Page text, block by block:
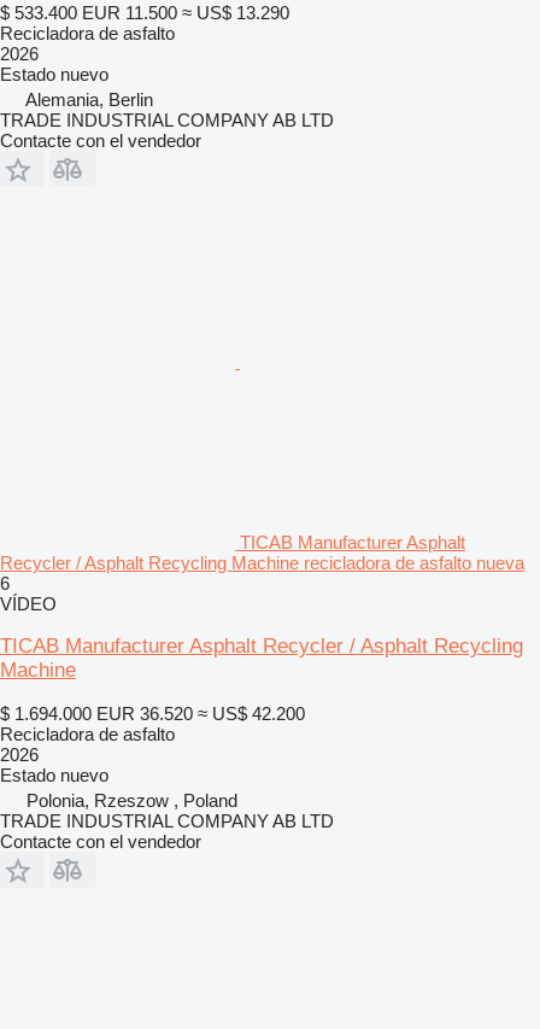
$ 533.400 EUR 11.500 ≈ US$ 13.290
Recicladora de asfalto
2026
Estado nuevo
Alemania, Berlin
TRADE INDUSTRIAL COMPANY AB LTD
Contacte con el vendedor
TICAB Manufacturer Asphalt
Recycler / Asphalt Recycling Machine recicladora de asfalto nueva
6
VÍDEO
TICAB Manufacturer Asphalt Recycler / Asphalt Recycling
Machine
$ 1.694.000 EUR 36.520 ≈ US$ 42.200
Recicladora de asfalto
2026
Estado nuevo
Polonia, Rzeszow , Poland
TRADE INDUSTRIAL COMPANY AB LTD
Contacte con el vendedor